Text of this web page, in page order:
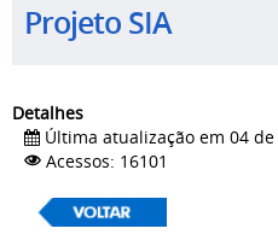
Projeto SIA
Detalhes
Última atualização em 04
Acessos: 16101